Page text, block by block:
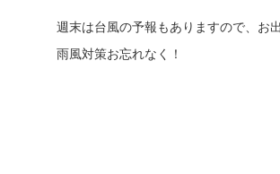
週末は台風の予報もありますので、お
雨風対策お忘れなく！